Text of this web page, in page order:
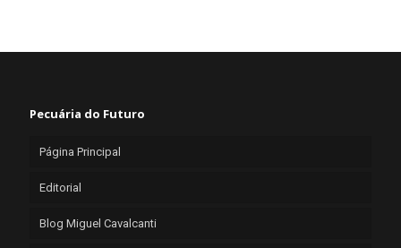
Pecuária do Futuro
Página Principal
Editorial
Blog Miguel Cavalcanti